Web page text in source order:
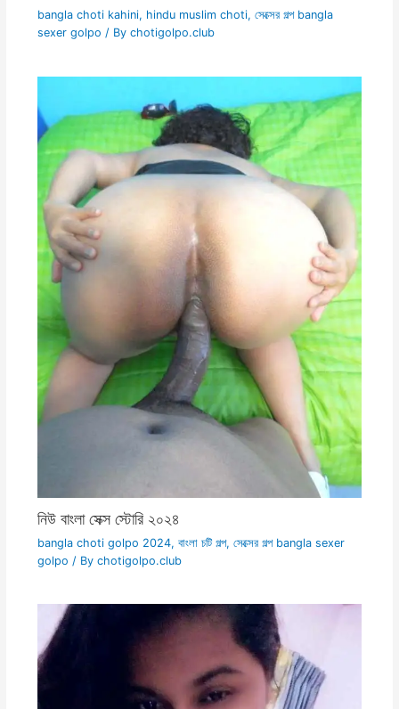
bangla choti kahini, hindu muslim choti, সেক্সের গল্প bangla
sexer golpo / By chotigolpo.club
নিউ বাংলা সেক্স স্টোরি ২০২৪
bangla choti golpo 2024, বাংলা চটি গল্প, সেক্সের গল্প bangla sexer
golpo / By chotigolpo.club